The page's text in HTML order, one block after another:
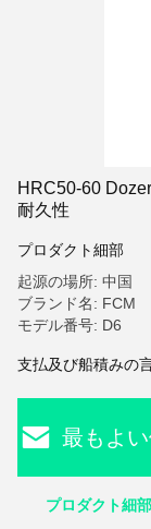
HRC50-60
耐久性
プロダクト細部
起源の場所: 中国
ブランド名: FCM
モデル番号: D6
支払及び船積みの
最もよ
プロダクト細部